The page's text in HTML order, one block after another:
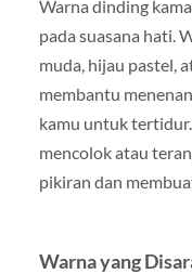
Warna dinding
pada suasana hati.
muda, hijau pastel,
membantu
kamu untuk
mencolok atau
pikiran dan
Warna yang